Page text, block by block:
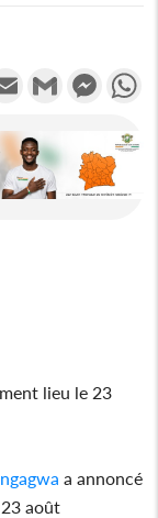
Email Gmail
lieu le 23
a annoncé
août